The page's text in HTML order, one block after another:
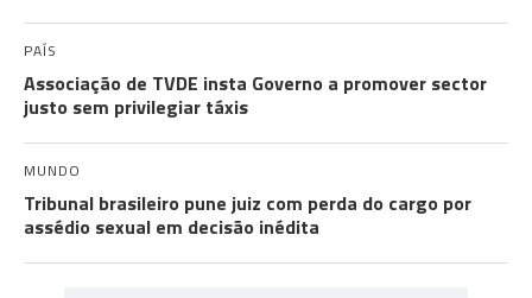
PAÍS
Associação de TVDE insta Governo a promover sector
justo sem privilegiar táxis
MUNDO
Tribunal brasileiro pune juiz com perda do cargo por
assédio sexual em decisão inédita